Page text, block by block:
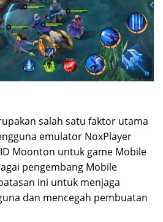
salah satu faktor utama
emulator NoxPlayer
Moonton untuk game Mobile
pengembang Mobile
ini untuk menjaga
dan mencegah pembuatan